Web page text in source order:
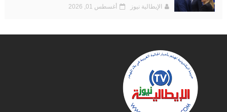
الإيطالية نيوز أغسطس 01, 2026